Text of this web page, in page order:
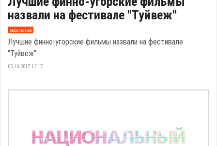
назвали на фестивале "Туйвеж"
эксклюзив
Лучшие финно-угорские фильмы назвали на фестивале
"Туйвеж"
03.10.2017 13:17